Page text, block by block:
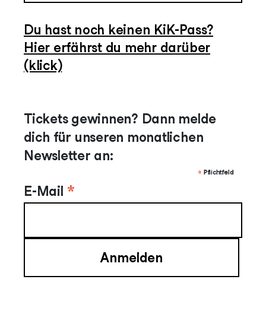
Du hast noch keinen KiK-Pass?
Hier erfährst du mehr darüber
(klick)
Tickets gewinnen? Dann melde
dich für unseren monatlichen
Newsletter an:
* Pflichtfeld
E-Mail *